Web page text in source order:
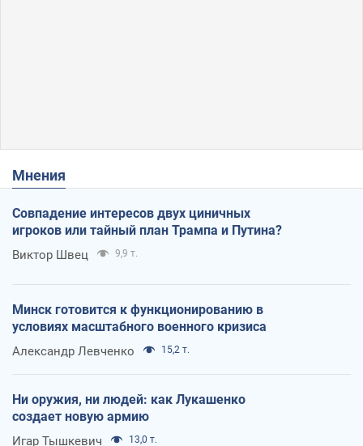
Мнения
Совпадение интересов двух циничных
игроков или тайный план Трампа и Путина?
Виктор Швец 9,9 т.
Минск готовится к функционированию в
условиях масштабного военного кризиса
Александр Левченко 15,2 т.
Ни оружия, ни людей: как Лукашенко
создает новую армию
Игар Тышкевич 13,0 т.